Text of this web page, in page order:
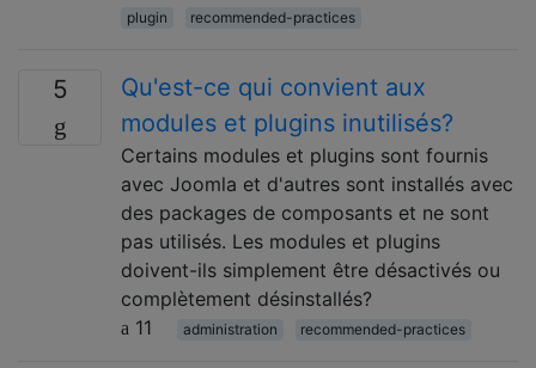
plugin
recommended-practices
5
Qu'est-ce qui convient aux
modules et plugins inutilisés?
Certains modules et plugins sont fournis
avec Joomla et d'autres sont installés avec
des packages de composants et ne sont
pas utilisés. Les modules et plugins
doivent-ils simplement être désactivés ou
complètement désinstallés?
11
administration recommended-practices